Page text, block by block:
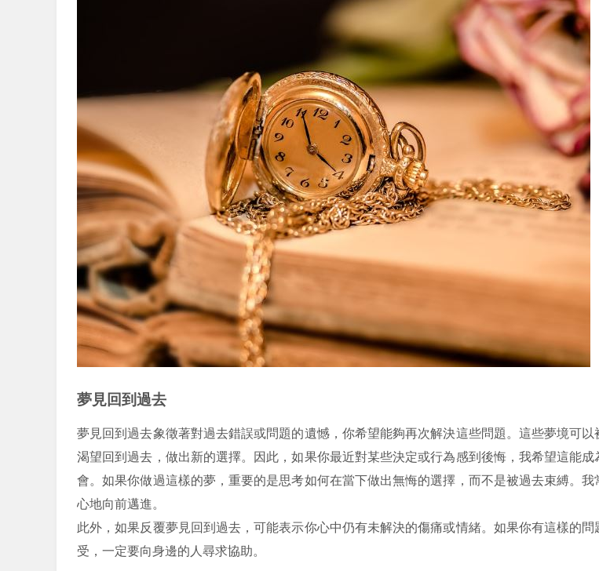
夢見回到過去
夢見回到過去象徵著對過去錯誤或問題的遺憾，你希望能夠再次解決這些問題。這些夢境可以
渴望回到過去，做出新的選擇。因此，如果你最近對某些決定或行為感到後悔，我希望這能成
會。如果你做過這樣的夢，重要的是思考如何在當下做出無悔的選擇，而不是被過去束縛。我
心地向前邁進。
此外，如果反覆夢見回到過去，可能表示你心中仍有未解決的傷痛或情緒。如果你有這樣的問
受，一定要向身邊的人尋求協助。